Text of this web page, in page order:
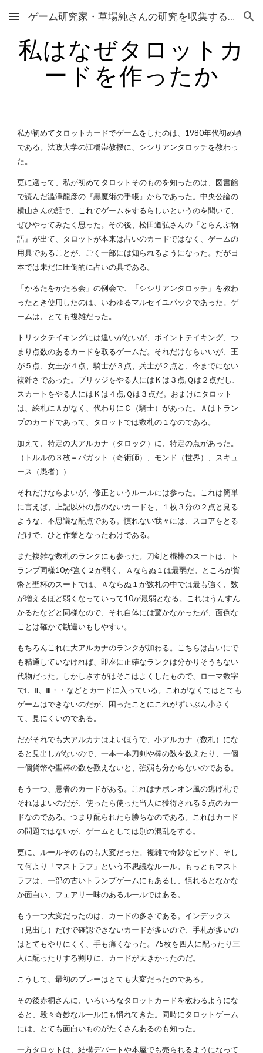
Skip to main content Skip to navigation
ゲーム研究家・草場純さんの研究を収集するサイト
私はなぜタロットカ
ードを作ったか
私が初めてタロットカードでゲームをしたのは、1980年代初め頃
である。法政大学の江橋崇教授に、シシリアンタロッチを教わっ
た。
更に遡って、私が初めてタロットそのものを知ったのは、図書館
で読んだ澁澤龍彦の『黒魔術の手帳』からであった。中央公論の
横山さんの話で、これでゲームをするらしいというのを聞いて、
ぜひやってみたく思った。その後、松田道弘さんの『とらんぷ物
語』が出て、タロットが本来は占いのカードではなく、ゲームの
用具であることが、ごく一部には知られるようになった。だが日
本では未だに圧倒的に占いの具である。
「かるたをかたる会」の例会で、「シシリアンタロッチ」を教わ
ったとき使用したのは、いわゆるマルセイユパックであった。ゲ
ームは、とても複雑だった。
トリックテイキングには違いがないが、ポイントテイキング、つ
まり点数のあるカードを取るゲームだ。それだけならいいが、王
が５点、女王が４点、騎士が３点、兵士が２点と、今までにない
複雑さであった。ブリッジをやる人にはＫは３点,Ｑは２点だし、
スカートをやる人にはＫは４点,Ｑは３点だ。おまけにタロット
は、絵札にＡがなく、代わりにＣ（騎士）があった。Ａはトラン
プのカードであって、タロットでは数札の１なのである。
加えて、特定の大アルカナ（タロック）に、特定の点があった。
（トルルの３枚＝パガット（奇術師）、モンド（世界）、スキュ
ース（愚者））
それだけならよいが、修正というルールには参った。これは簡単
に言えば、上記以外の点のないカードを、１枚３分の２点と見る
ような、不思議な配点である。慣れない我々には、スコアをとる
だけで、ひと作業となったわけである。
また複雑な数札のランクにも参った。刀剣と棍棒のスートは、ト
ランプ同様10が強く２が弱く、Ａならぬ１は最弱だ。ところが貨
幣と聖杯のスートでは、Ａならぬ１が数札の中では最も強く、数
が増えるほど弱くなっていって10が最弱となる。これはうんすん
かるたなどと同様なので、それ自体には驚かなかったが、面倒な
ことは確かで勘違いもしやすい。
もちろんこれに大アルカナのランクが加わる。こちらは占いにで
も精通していなければ、即座に正確なランクは分かりそうもない
代物だった。しかしさすがはそこはよくしたもので、ローマ数字
でⅠ、Ⅱ、Ⅲ・・などとカードに入っている。これがなくてはとても
ゲームはできないのだが、困ったことにこれがずいぶん小さく
て、見にくいのである。
だがそれでも大アルカナはよいほうで、小アルカナ（数札）にな
ると見出しがないので、一本一本刀剣や棒の数を数えたり、一個
一個貨幣や聖杯の数を数えないと、強弱も分からないのである。
もう一つ、愚者のカードがある。これはナポレオン風の逃げ札で
それはよいのだが、使ったら使った当人に獲得される５点のカー
ドなのである。つまり配られたら勝ちなのである。これはカード
の問題ではないが、ゲームとしては別の混乱をする。
更に、ルールそのものも大変だった。複雑で奇妙なビッド、そし
て何より「マストラフ」という不思議なルール。もっともマスト
ラフは、一部の古いトランプゲームにもあるし、慣れるとなかな
か面白い、フェアリー味のあるルールではある。
もう一つ大変だったのは、カードの多さである。インデックス
（見出し）だけで確認できないカードが多いので、手札が多いの
はとてもやりにくく、手も痛くなった。75枚を四人に配ったり三
人に配ったりする割りに、カードが大きかったのだ。
こうして、最初のプレーはとても大変だったのである。
その後赤桐さんに、いろいろなタロットカードを教わるようにな
ると、段々奇妙なルールにも慣れてきた。同時にタロットゲーム
には、とても面白いものがたくさんあるのも知った。
一方タロットは、結構デパートや本屋でも売られるようになって